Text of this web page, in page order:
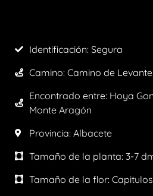
Identificación: Segura
Camino: Camino de Levante
Encontrado entre: Hoya
Monte Aragón
Provincia: Albacete
Tamaño de la planta: 3-7
Tamaño de la flor: